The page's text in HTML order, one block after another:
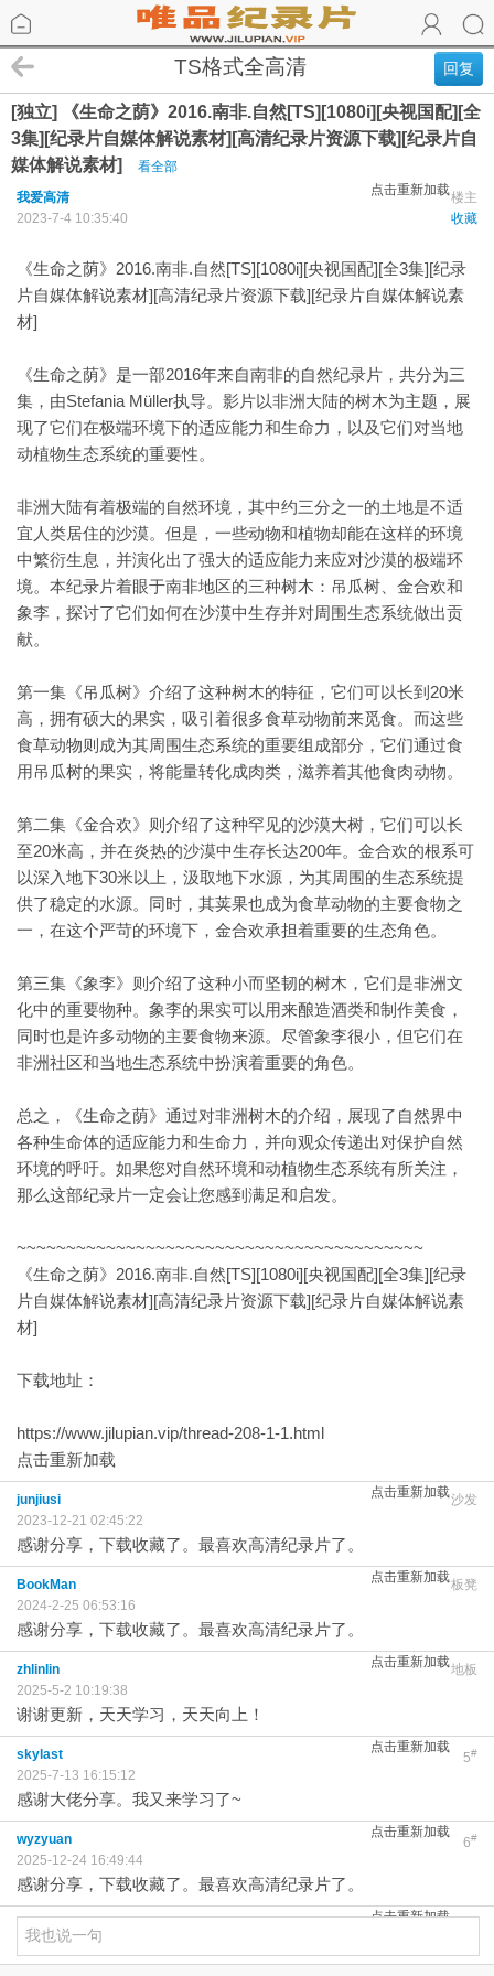
回复
TS格式全高清
[独立] 《生命之荫》2016.南非.自然[TS][1080i][央视国配][全
3集][纪录片自媒体解说素材][高清纪录片资源下载][纪录片自
媒体解说素材]
看全部
点击重新加载楼主
我爱高清
收藏
2023-7-4 10:35:40
《生命之荫》2016.南非.自然[TS][1080i][央视国配][全3集][纪录
片自媒体解说素材][高清纪录片资源下载][纪录片自媒体解说素
材]
《生命之荫》是一部2016年来自南非的自然纪录片，共分为三
集，由Stefania Müller执导。影片以非洲大陆的树木为主题，展
现了它们在极端环境下的适应能力和生命力，以及它们对当地
动植物生态系统的重要性。
非洲大陆有着极端的自然环境，其中约三分之一的土地是不适
宜人类居住的沙漠。但是，一些动物和植物却能在这样的环境
中繁衍生息，并演化出了强大的适应能力来应对沙漠的极端环
境。本纪录片着眼于南非地区的三种树木：吊瓜树、金合欢和
象李，探讨了它们如何在沙漠中生存并对周围生态系统做出贡
献。
第一集《吊瓜树》介绍了这种树木的特征，它们可以长到20米
高，拥有硕大的果实，吸引着很多食草动物前来觅食。而这些
食草动物则成为其周围生态系统的重要组成部分，它们通过食
用吊瓜树的果实，将能量转化成肉类，滋养着其他食肉动物。
第二集《金合欢》则介绍了这种罕见的沙漠大树，它们可以长
至20米高，并在炎热的沙漠中生存长达200年。金合欢的根系可
以深入地下30米以上，汲取地下水源，为其周围的生态系统提
供了稳定的水源。同时，其荚果也成为食草动物的主要食物之
一，在这个严苛的环境下，金合欢承担着重要的生态角色。
第三集《象李》则介绍了这种小而坚韧的树木，它们是非洲文
化中的重要物种。象李的果实可以用来酿造酒类和制作美食，
同时也是许多动物的主要食物来源。尽管象李很小，但它们在
非洲社区和当地生态系统中扮演着重要的角色。
总之，《生命之荫》通过对非洲树木的介绍，展现了自然界中
各种生命体的适应能力和生命力，并向观众传递出对保护自然
环境的呼吁。如果您对自然环境和动植物生态系统有所关注，
那么这部纪录片一定会让您感到满足和启发。
~~~~~~~~~~~~~~~~~~~~~~~~~~~~~~~~~~~~~~~~~
《生命之荫》2016.南非.自然[TS][1080i][央视国配][全3集][纪录
片自媒体解说素材][高清纪录片资源下载][纪录片自媒体解说素
材]
下载地址：
https://www.jilupian.vip/thread-208-1-1.html
点击重新加载
点击重新加载沙发
junjiusi
2023-12-21 02:45:22
感谢分享，下载收藏了。最喜欢高清纪录片了。
点击重新加载板凳
BookMan
2024-2-25 06:53:16
感谢分享，下载收藏了。最喜欢高清纪录片了。
点击重新加载地板
zhlinlin
2025-5-2 10:19:38
谢谢更新，天天学习，天天向上！
点击重新加载
5#
skylast
2025-7-13 16:15:12
感谢大佬分享。我又来学习了~
点击重新加载
6#
wyzyuan
2025-12-24 16:49:44
感谢分享，下载收藏了。最喜欢高清纪录片了。
点击重新加载